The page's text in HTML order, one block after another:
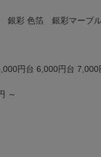
銀彩 色箔 銀彩マーブ
円台 6,000円台 7,000
～
指定なし
S
レッド
ブル